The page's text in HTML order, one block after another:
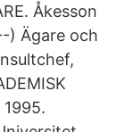
Åkesson
) Ägare och